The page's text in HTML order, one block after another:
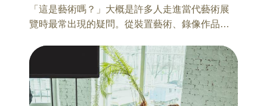
服。」、「我值得被尊重。」
當孩子擁有情緒覺察、界線感與心理韌性，才能
本講座將結合：
•SEL 社會情緒學習•心理韌性•界線教育•身體自主
權•青少年關係與網路安全
「這是藝術嗎？」大概是許多人走進當代藝術展
覽時最常出現的疑問。從裝置藝術、錄像作品到
是藝術家用來思考世界的方法。本講座將透過有
趣的作品案例與藝術現場故事，介紹當代藝術的
發展脈絡與觀看技巧，幫助學員找到進入當代藝
術的第一把鑰匙。看懂當代藝術，不是找到標準